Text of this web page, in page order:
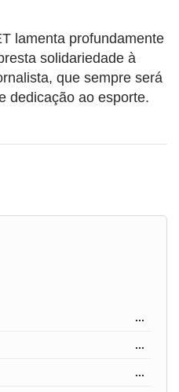
lamenta profundamente
solidariedade à
que sempre será
dedicação ao esporte.
...
...
...